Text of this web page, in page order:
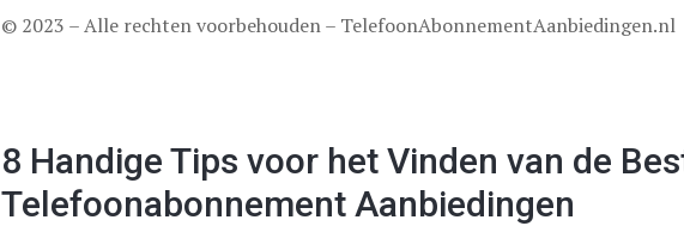
© 2023 – Alle rechten voorbehouden – TelefoonAbonnementAanbiedingen.nl
8 Handige Tips voor het Vinden van de
Telefoonabonnement Aanbiedingen